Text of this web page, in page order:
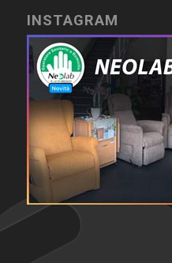
INSTAGRAM